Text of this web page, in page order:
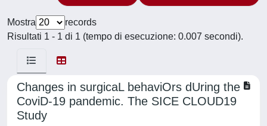
Mostra
records
Risultati 1 - 1 di 1 (tempo di esecuzione: 0.007 secondi).
Changes in surgicaL behaviOrs dUring the
CoviD-19 pandemic. The SICE CLOUD19
Study